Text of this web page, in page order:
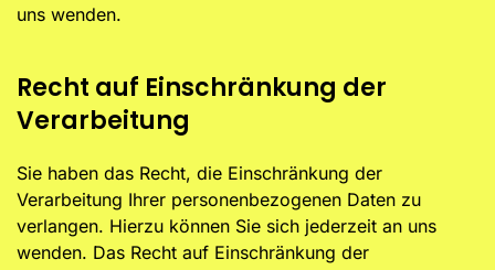
uns wenden.
Recht auf Einschränkung der
Verarbeitung
Sie haben das Recht, die Einschränkung der
Verarbeitung Ihrer personenbezogenen Daten zu
verlangen. Hierzu können Sie sich jederzeit an uns
wenden. Das Recht auf Einschränkung der